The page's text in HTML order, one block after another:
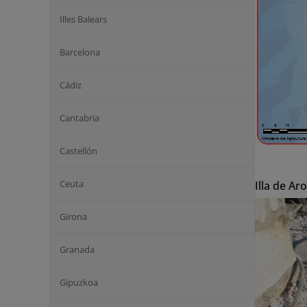
Illes Balears
Barcelona
Cádiz
Cantabria
Castellón
Ceuta
Girona
Granada
Gipuzkoa
Illa de